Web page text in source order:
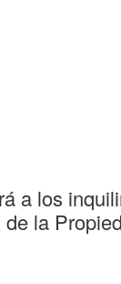
a los
la